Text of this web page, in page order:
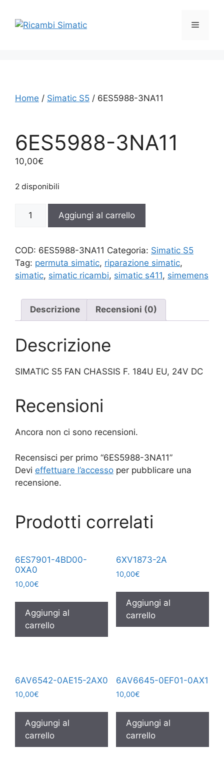
contenuto
Menu
Home / Simatic S5 / 6ES5988-3NA11
6ES5988-3NA11
10,00€
2 disponibili
3NA11
Aggiungi al carrello
COD: 6ES5988-3NA11 Categoria: Simatic S5
Tag: permuta simatic, riparazione simatic,
simatic, simatic ricambi, simatic s411, simemens
Descrizione Recensioni (0)
Descrizione
SIMATIC S5 FAN CHASSIS F. 184U EU, 24V DC
Recensioni
Ancora non ci sono recensioni.
Recensisci per primo “6ES5988-3NA11”
Devi effettuare l’accesso per pubblicare una
recensione.
Prodotti correlati
6ES7901-4BD00-
0XA0
10,00€
Aggiungi al
carrello
6XV1873-2A
10,00€
Aggiungi al
carrello
6AV6542-0AE15-2AX0
10,00€
Aggiungi al
carrello
6AV6645-0EF01-0AX1
10,00€
Aggiungi al
carrello